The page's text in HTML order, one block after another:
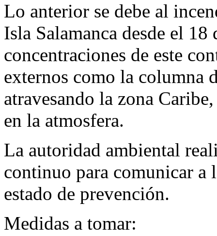
Lo anterior se debe al
Isla Salamanca desde el
concentraciones de este
externos como la columna
atravesando la zona
en la atmosfera.
La autoridad ambiental
continuo para comunicar a
estado de prevención.
Medidas a tomar: